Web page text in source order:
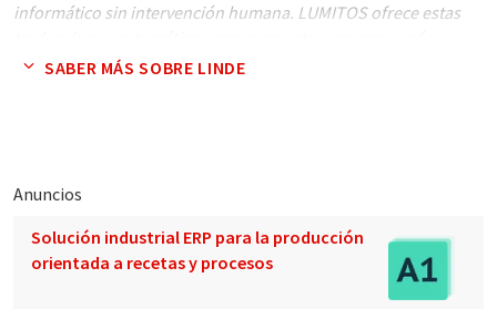
informático sin intervención humana. LUMITOS ofrece estas
amplia de empresas. Como este artículo ha sido traducido con
SABER MÁS SOBRE LINDE
Anuncios
Solución industrial ERP para la producción
orientada a recetas y procesos